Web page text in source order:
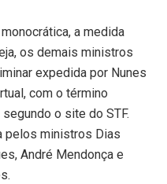
a medida
os demais ministros
expedida por Nunes
com o término
o site do STF.
pelos ministros Dias
André Mendonça e